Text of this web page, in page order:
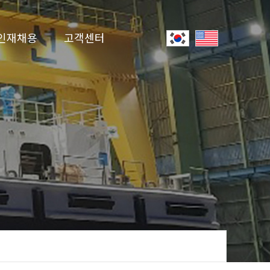
재채용
인사제도
입사지원
고객센터
공지사항
온라인 문의
유튜브
자료실